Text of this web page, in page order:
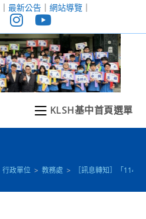
｜ 最新公告｜ 網站導覽｜
KLSH基中首頁選單
行政單位 > 教務處 > ［訊息轉知］「114